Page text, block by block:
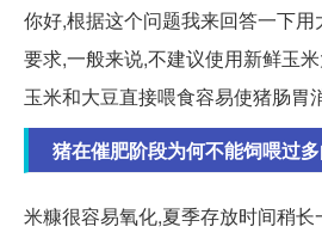
你好,根据这个问题我来回答一下
要求,一般来说,不建议使用新鲜玉
玉米和大豆直接喂食容易使猪肠胃
猪在催肥阶段为何不能饲喂过
米糠很容易氧化,夏季存放时间稍